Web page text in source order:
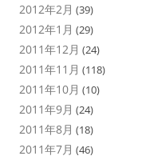
2012年2月 (39)
2012年1月 (29)
2011年12月 (24)
2011年11月 (118)
2011年10月 (10)
2011年9月 (24)
2011年8月 (18)
2011年7月 (46)